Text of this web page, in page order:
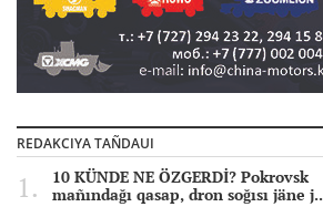
REDAKCIYA TAÑDAUI
10 KÜNDE NE ÖZGERDİ? Pokrovsk
mañındağı qasap, dron soğısı jäne j..